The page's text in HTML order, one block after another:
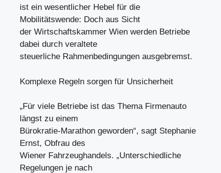
ist ein wesentlicher Hebel für die
Mobilitätswende: Doch aus Sicht
der Wirtschaftskammer Wien werden Betriebe
dabei durch veraltete
steuerliche Rahmenbedingungen ausgebremst.
Komplexe Regeln sorgen für Unsicherheit
„Für viele Betriebe ist das Thema Firmenauto
längst zu einem
Bürokratie-Marathon geworden“, sagt Stephanie
Ernst, Obfrau des
Wiener Fahrzeughandels. „Unterschiedliche
Regelungen je nach